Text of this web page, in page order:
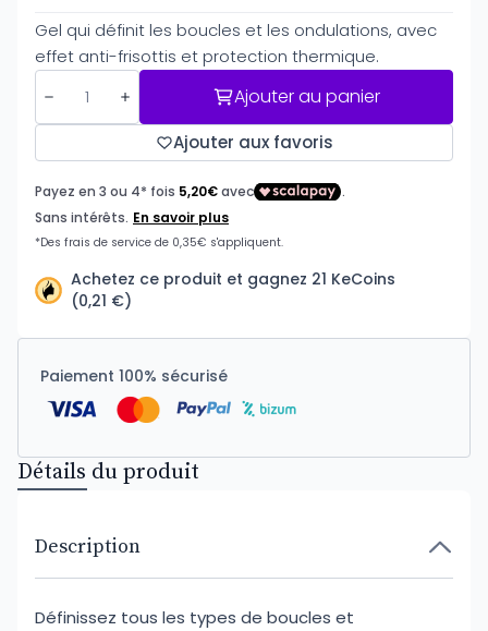
Gel qui définit les boucles et les ondulations, avec
effet anti-frisottis et protection thermique.
Ajouter au panier
Ajouter aux favoris
Achetez ce produit et gagnez 21 KeCoins
(0,21 €)
Paiement 100% sécurisé
Détails du produit
Description
Définissez tous les types de boucles et